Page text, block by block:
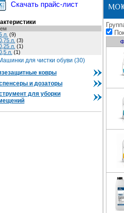
Скачать прайс-лист
л. (9)
л. (3)
л. (1)
л. (1)
для чистки обуви (30)
ковры
и дозаторы
для уборки